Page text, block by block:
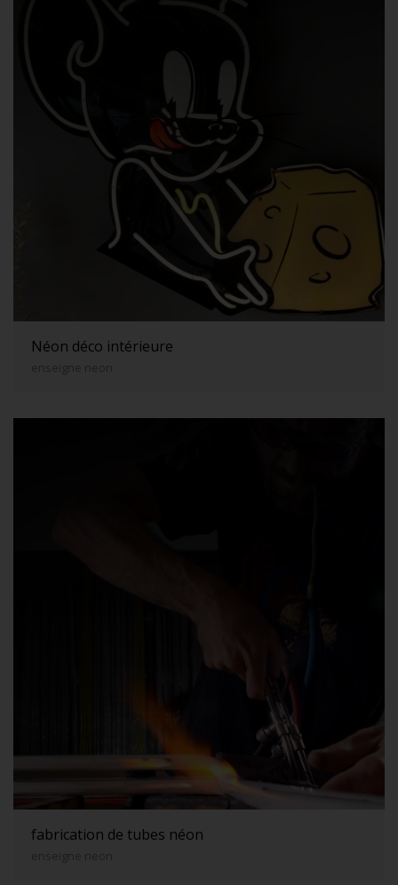
Néon déco intérieure
enseigne neon
fabrication de tubes néon
enseigne neon